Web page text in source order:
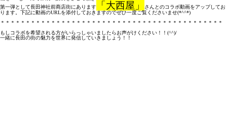
第一弾として長田神社前商店街にあります
「大西屋」
さんとのコラボ動画をアップしてお
ります。下記に動画のURLを添付しておきますのでぜひ一度ご覧くださいませ(*^^*)
＊＊＊＊＊＊＊＊＊＊＊＊＊＊＊＊＊＊＊＊＊＊＊＊＊＊＊＊＊＊＊＊＊＊＊＊＊＊＊＊＊＊＊＊
もしコラボを希望される方がいらっしゃいましたらお声がけください！！(^^)/
一緒に長田の街の魅力を世界に発信していきましょう！！